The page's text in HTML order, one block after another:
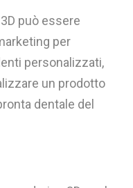
può essere
per
personalizzati,
un prodotto
dentale del